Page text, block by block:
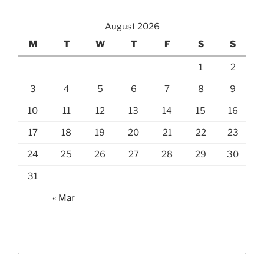
August 2026
M
T W T F S S
1 2
3 4 5 6 7 8 9
10 11 12 13 14 15 16
17 18 19 20 21 22 23
24 25 26 27 28 29 30
31
« Mar